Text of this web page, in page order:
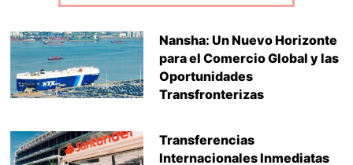
Nansha: Un Nuevo Horizonte
para el Comercio Global y las
Oportunidades
Transfronterizas
Transferencias
Internacionales Inmediatas